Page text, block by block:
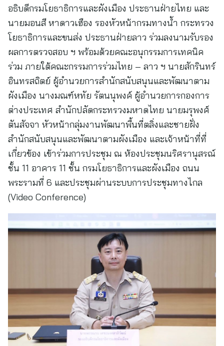
อธิบดีกรมโยธาธิการและผังเมือง ประธานฝ่ายไทย และ
นายมอนสี หาดาวเฮือง รองหัวหน้ากรมทางน้ำ กระทรวง
โยธาธิการและขนส่ง ประธานฝ่ายลาว ร่วมลงนามรับรอง
ผลการตรวจสอบ ฯ พร้อมด้วยคณะอนุกรรมการเทคนิค
ร่วม ภายใต้คณะกรรมการร่วมไทย – ลาว ฯ นายสักรินทร์
อินทรสถิตย์ ผู้อำนวยการสำนักสนับสนุนและพัฒนาตาม
ผังเมือง นางมณฑ์หทัย รัตนนุพงค์ ผู้อำนวยการกองการ
ต่างประเทศ สำนักปลัดกระทรวงมหาดไทย นายมรุพงศ์
ตันสัจจา หัวหน้ากลุ่มงานพัฒนาพื้นที่ตลิ่งและชายฝั่ง
สำนักสนับสนุนและพัฒนาตามผังเมือง และเจ้าหน้าที่ที่
เกี่ยวข้อง เข้าร่วมการประชุม ณ ห้องประชุมนริศรานุสรณ์
ชั้น 11 อาคาร 11 ชั้น กรมโยธาธิการและผังเมือง ถนน
พระรามที่ 6 และประชุมผ่านระบบการประชุมทางไกล
(Video Conference)